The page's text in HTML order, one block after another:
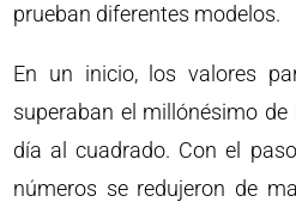
prueban diferentes modelos.
En un inicio, los valores
superaban el millónésimo
día al cuadrado. Con el
números se redujeron de